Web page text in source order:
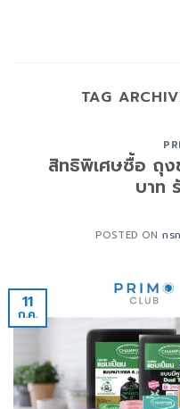
TAG
สิทธิพิเศษซื้อ ถุง
บาท
POSTED ONกร
11
ก.ค.